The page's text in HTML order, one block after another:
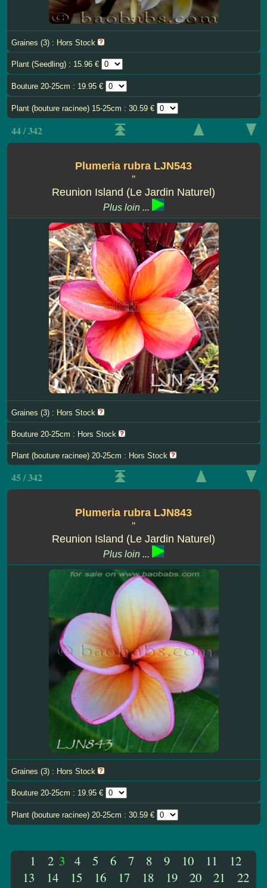
Graines (3) : Hors Stock
Plant (Seedling) : 15.96 €
Bouture 20-25cm : 19.95 €
Plant (bouture racinee) 15-25cm : 30.59 €
44 / 342
Plumeria rubra LJN543
''
Reunion Island (Le Jardin Naturel)
Plus loin ...
Graines (3) : Hors Stock
Bouture 20-25cm : Hors Stock
Plant (bouture racinee) 20-25cm : Hors Stock
45 / 342
Plumeria rubra LJN843
''
Reunion Island (Le Jardin Naturel)
Plus loin ...
Graines (3) : Hors Stock
Bouture 20-25cm : 19.95 €
Plant (bouture racinee) 20-25cm : 30.59 €
1 2 3 4 5 6 7 8 9 10 11
12
13
14 15 16 17 18 19 20 21
22